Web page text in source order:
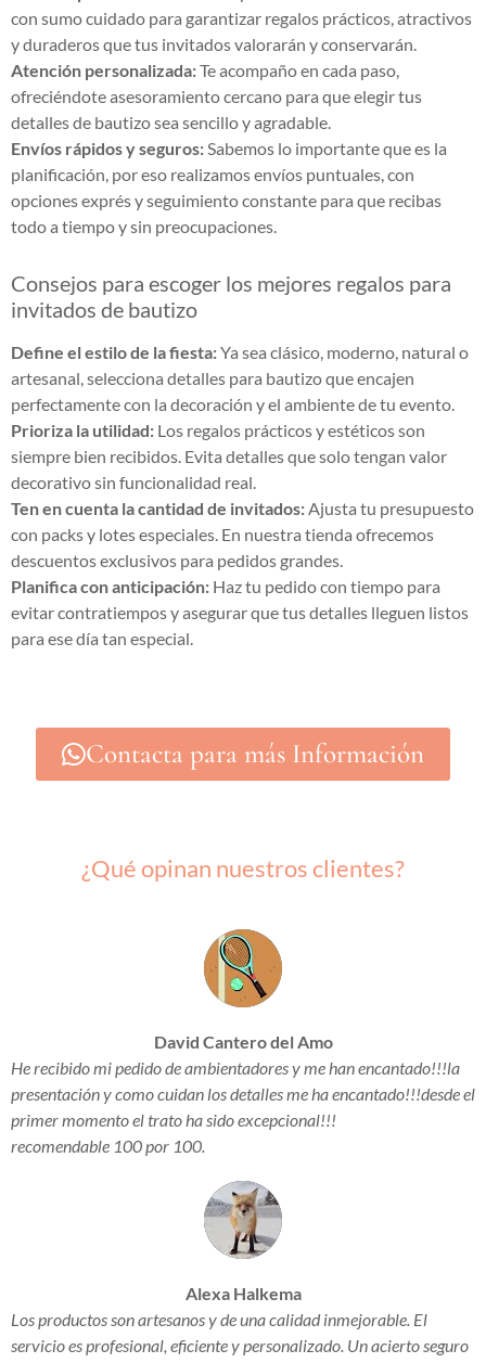
con sumo cuidado para garantizar regalos prácticos, atractivos
y duraderos que tus invitados valorarán y conservarán.
Atención personalizada:Te acompaño en cada paso,
ofreciéndote asesoramiento cercano para que elegir tus
detalles de bautizo sea sencillo y agradable.
Envíos rápidos y seguros:Sabemos lo importante que es la
planificación, por eso realizamos envíos puntuales, con
opciones exprés y seguimiento constante para que recibas
todo a tiempo y sin preocupaciones.
Consejos para escoger los mejores regalos para
invitados de bautizo
Define el estilo de la fiesta:Ya sea clásico, moderno, natural o
artesanal, selecciona detalles para bautizo que encajen
perfectamente con la decoración y el ambiente de tu evento.
Prioriza la utilidad: Los regalos prácticos y estéticos son
siempre bien recibidos. Evita detalles que solo tengan valor
decorativo sin funcionalidad real.
Ten en cuenta la cantidad de invitados:Ajusta tu presupuesto
con packs y lotes especiales. En nuestra tienda ofrecemos
descuentos exclusivos para pedidos grandes.
Planifica con anticipación: Haz tu pedido con tiempo para
evitar contratiempos y asegurar que tus detalles lleguen listos
para ese día tan especial.
Contacta para más Información
¿Qué opinan nuestros clientes?
David Cantero del Amo
He recibido mi pedido de ambientadores y me han encantado!!!la
presentación y como cuidan los detalles me ha encantado!!!desde el
primer momento el trato ha sido excepcional!!!
recomendable 100 por 100.
Alexa Halkema
Los productos son artesanos y de una calidad inmejorable. El
servicio es profesional, eficiente y personalizado. Un acierto seguro